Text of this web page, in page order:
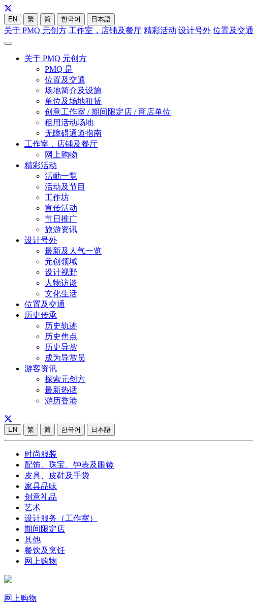
EN 繁 简 한국어 日本語
关于 PMQ 元创方 工作室，店铺及餐厅 精彩活动 设计号外 位置及交通
关于 PMQ 元创方
PMQ 是
位置及交通
场地简介及设施
单位及场地租赁
创意工作室 / 期间限定店 / 商店单位
租用活动场地
无障碍通道指南
工作室，店铺及餐厅
网上购物
精彩活动
活動一覧
活动及节目
工作坊
宣传活动
节日推广
旅游资讯
设计号外
最新及人气一览
元创领域
设计视野
人物访谈
文化生活
位置及交通
历史传承
历史轨迹
历史焦点
历史导赏
成为导赏员
游客资讯
探索元创方
最新热话
游历香港
EN 繁 简 한국어 日本語
时尚服装
配饰、珠宝、钟表及眼镜
皮具、皮鞋及手袋
家具品味
创意礼品
艺术
设计服务（工作室）
期间限定店
其他
餐饮及烹饪
网上购物
网上购物